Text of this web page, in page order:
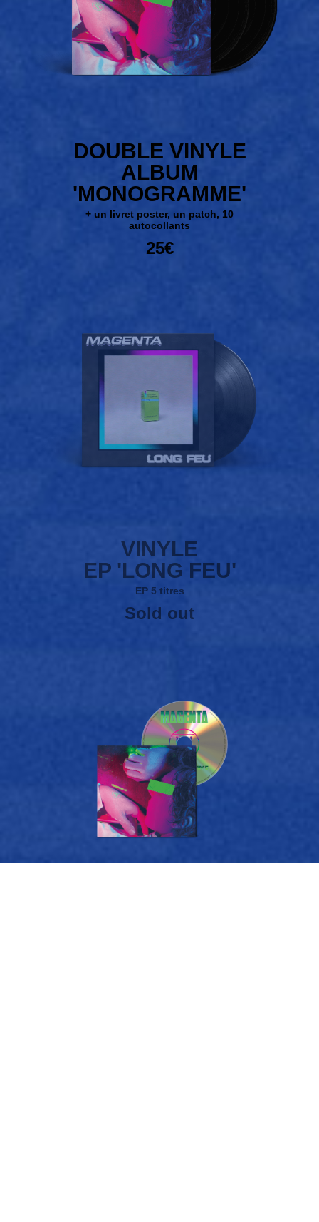
DOUBLE VINYLE
ALBUM
'MONOGRAMME'
+ un livret poster, un patch, 10
autocollants
25€
VINYLE
EP 'LONG FEU'
EP 5 titres
Sold out